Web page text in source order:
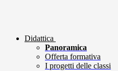
Didattica
Panoramica
Offerta formativa
I progetti delle classi